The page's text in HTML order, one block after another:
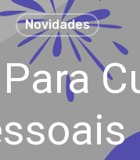
Novidades